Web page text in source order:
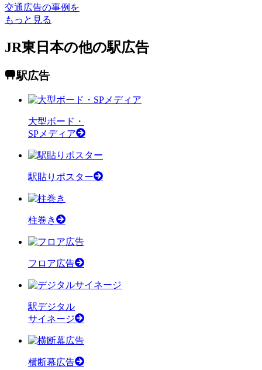
交通広告の事例を
もっと見る
JR東日本の他の駅広告
駅広告
大型ボード・
SPメディア
駅貼りポスター
柱巻き
フロア広告
駅デジタル
サイネージ
横断幕広告